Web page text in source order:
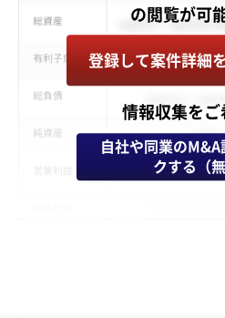
登録して案件詳細
情報収集をご
自社や同業のM&A
クする（無